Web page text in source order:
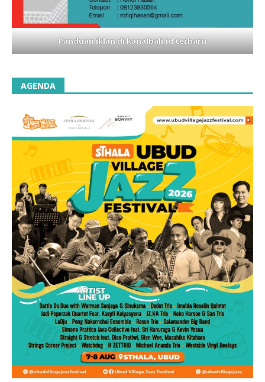
Panduan iklan di kanalbali,id terbaru
AGENDA